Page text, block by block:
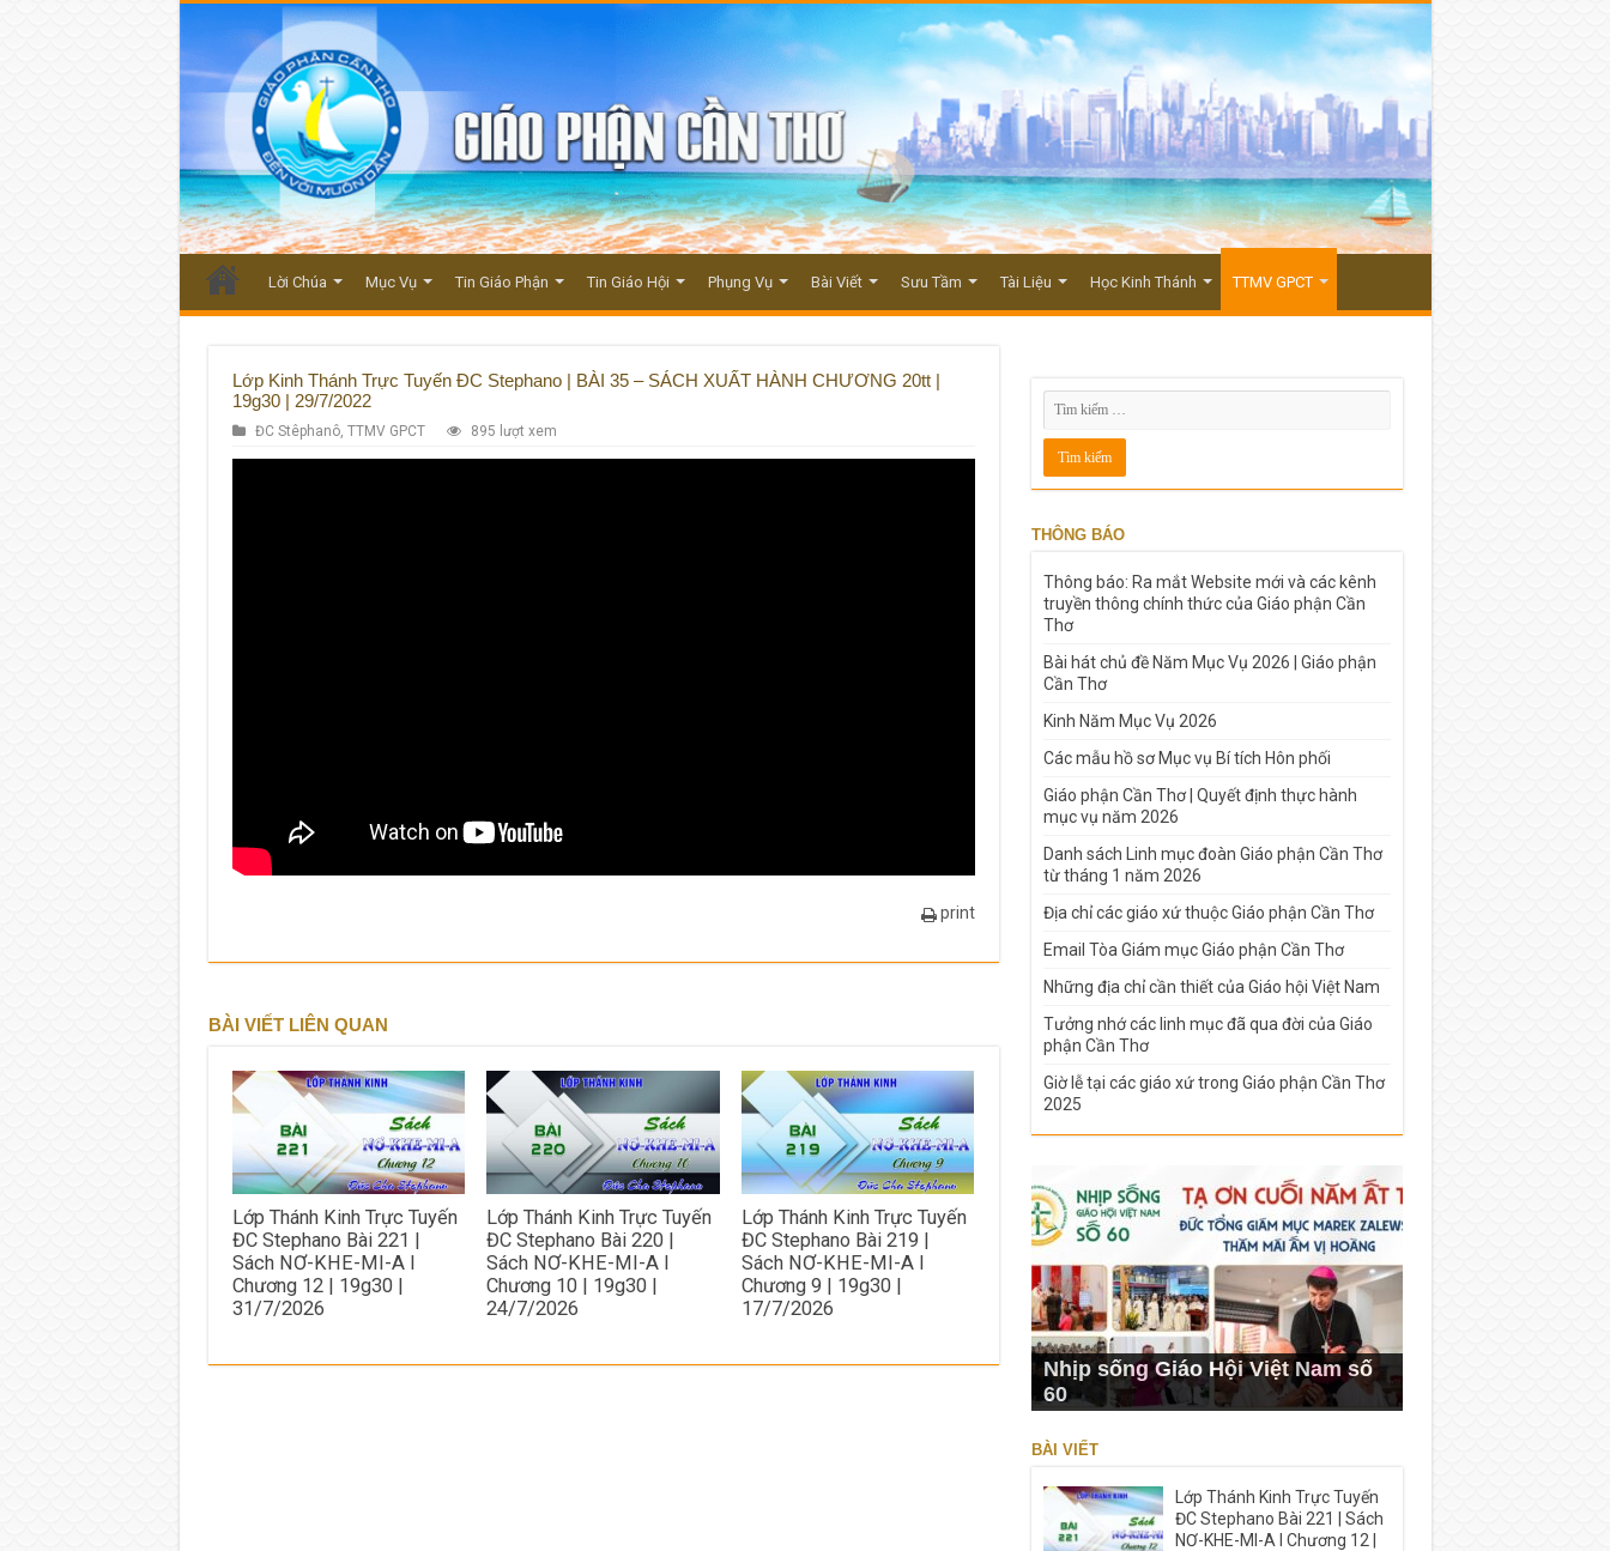
Lời Chúa Mục Vụ Tin Giáo Phận Tin Giáo Hội Phụng Vụ Bài Viết Sưu Tầm Tài Liệu Học Kinh Thánh TTMV GPCT
Lớp Kinh Thánh Trực Tuyến ĐC Stephano | BÀI 35 – SÁCH XUẤT HÀNH CHƯƠNG 20tt |
19g30 | 29/7/2022
ĐC Stêphanô, TTMV GPCT 895 lượt xem
print
BÀI VIẾT LIÊN QUAN
Lớp Thánh Kinh Trực Tuyến
ĐC Stephano Bài 221 |
Sách NƠ-KHE-MI-A I
Chương 12 | 19g30 |
31/7/2026
Lớp Thánh Kinh Trực Tuyến
ĐC Stephano Bài 220 |
Sách NƠ-KHE-MI-A I
Chương 10 | 19g30 |
24/7/2026
Lớp Thánh Kinh Trực Tuyến
ĐC Stephano Bài 219 |
Sách NƠ-KHE-MI-A I
Chương 9 | 19g30 |
17/7/2026
THÔNG BÁO
Thông báo: Ra mắt Website mới và các kênh
truyền thông chính thức của Giáo phận Cần
Thơ
Bài hát chủ đề Năm Mục Vụ 2026 | Giáo phận
Cần Thơ
Kinh Năm Mục Vụ 2026
Các mẫu hồ sơ Mục vụ Bí tích Hôn phối
Giáo phận Cần Thơ | Quyết định thực hành
mục vụ năm 2026
Danh sách Linh mục đoàn Giáo phận Cần Thơ
từ tháng 1 năm 2026
Địa chỉ các giáo xứ thuộc Giáo phận Cần Thơ
Email Tòa Giám mục Giáo phận Cần Thơ
Những địa chỉ cần thiết của Giáo hội Việt Nam
Tưởng nhớ các linh mục đã qua đời của Giáo
phận Cần Thơ
Giờ lễ tại các giáo xứ trong Giáo phận Cần Thơ
2025
Nhịp sống Giáo Hội Việt Nam số
60
BÀI VIẾT
Lớp Thánh Kinh Trực Tuyến
ĐC Stephano Bài 221 | Sách
NƠ-KHE-MI-A I Chương 12 |